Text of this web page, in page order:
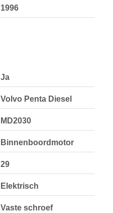
1996
Ja
Volvo Penta Diesel
MD2030
Binnenboordmotor
29
Elektrisch
Vaste schroef